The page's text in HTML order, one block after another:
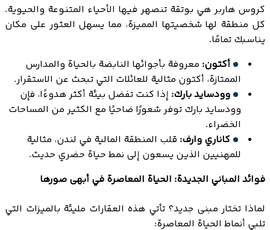
كروس هاربر هي بوتقة تنصهر فيها الأحياء المتنوعة والحيوية.
كل منطقة لها شخصيتها المميزة، مما يسهل العثور على مكان
يناسبك تمامًا.
أكتون: معروفة بأجوائها النابضة بالحياة والمدارس
الممتازة، أكتون مثالية للعائلات التي تبحث عن الاستقرار.
وودسايد بارك: إذا كنت تفضل بيئة أكثر هدوءًا، فإن
وودسايد بارك توفر شعورًا ضاحيًا مع الكثير من المساحات
الخضراء.
كاناري وارف: قلب المنطقة المالية في لندن، مثالية
للمهنيين الذين يسعون إلى نمط حياة حضري حديث.
فوائد المباني الجديدة: الحياة المعاصرة في أبهى صورها
لماذا تختار مبنى جديد؟ تأتي هذه العقارات مليئة بالميزات التي
تلبي أنماط الحياة المعاصرة: